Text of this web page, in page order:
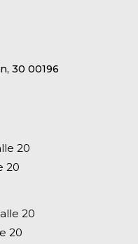
30 00196
20
20
20
20